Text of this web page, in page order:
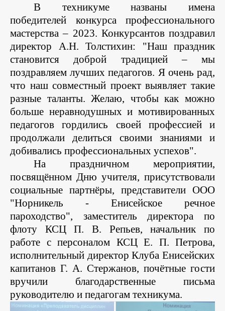
В техникуме названы имена
победителей конкурса профессионального
мастерства – 2023. Конкурсантов поздравил
директор А.Н. Толстихин: "Наш праздник
становится доброй традицией – мы
поздравляем лучших педагогов. Я очень рад,
что наш совместный проект выявляет такие
разные таланты. Желаю, чтобы как можно
больше неравнодушных и мотивированных
педагогов гордились своей профессией и
продолжали делиться своими знаниями и
добивались профессиональных успехов".
На праздничном мероприятии,
посвящённом Дню учителя, присутствовали
социальные партнёры, представители ООО
"Норникель - Енисейское речное
пароходство", заместитель директора по
флоту КСЦ П. В. Репьев, начальник по
работе с персоналом КСЦ Е. П. Петрова,
исполнительный директор Клуба Енисейских
капитанов Г. А. Стержанов, почётные гости
вручили благодарственные письма
руководителю и педагогам техникума.